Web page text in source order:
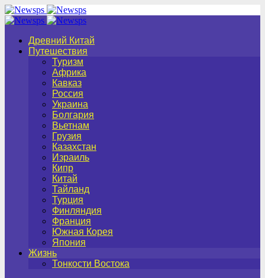
Древний Китай
Путешествия
Туризм
Африка
Кавказ
Россия
Украина
Болгария
Вьетнам
Грузия
Казахстан
Израиль
Кипр
Китай
Тайланд
Турция
Финляндия
Франция
Южная Корея
Япония
Жизнь
Тонкости Востока